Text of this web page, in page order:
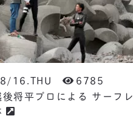
16.THU
6785
将平プロによる サーフレ